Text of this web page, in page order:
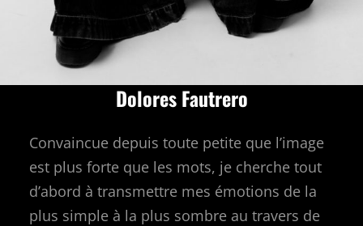
Dolores Fautrero
Convaincue depuis toute petite que l’image
est plus forte que les mots, je cherche tout
d’abord à transmettre mes émotions de la
plus simple à la plus sombre au travers de